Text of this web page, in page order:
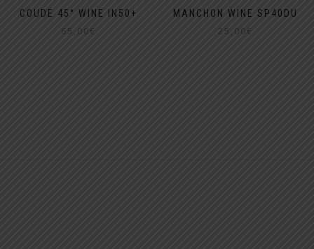
COUDE 45° WINE IN50+
65,00€
MANCHON WINE SP40DU
25,00€